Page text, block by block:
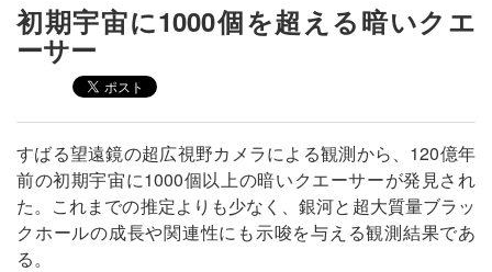
初期宇宙に1000個を超える暗いクエ
ーサー
すばる望遠鏡の超広視野カメラによる観測から、120億年
前の初期宇宙に1000個以上の暗いクエーサーが発見され
た。これまでの推定よりも少なく、銀河と超大質量ブラッ
クホールの成長や関連性にも示唆を与える観測結果であ
る。